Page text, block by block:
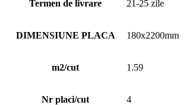
Termen de livrare 21-25 zile
DIMENSIUNE PLACA 180x2200mm
m2/cut 1.59
Nr placi/cut 4